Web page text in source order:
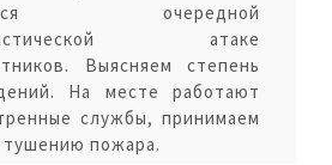
очередной
атаке
Выясняем степень
На месте работают
службы, принимаем
пожара.